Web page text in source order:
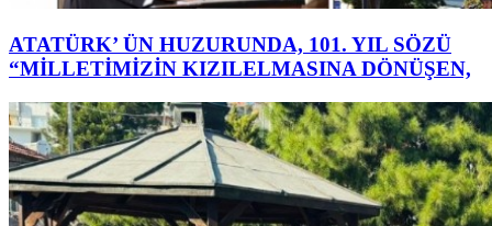
ATATÜRK’ ÜN HUZURUNDA, 101. YIL SÖZÜ
“MİLLETİMİZİN KIZILELMASINA DÖNÜŞEN,